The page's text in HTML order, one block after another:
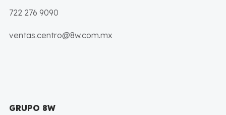
722 276 9090
ventas.centro@8w.com.mx
GRUPO 8W